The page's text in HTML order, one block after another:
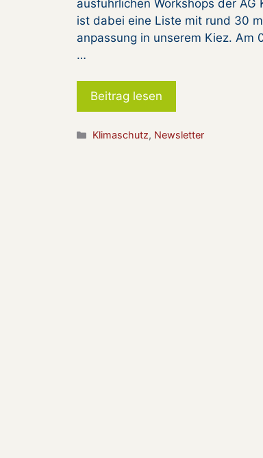
ausführlichen Workshops der
ist dabei eine Liste mit rund 30
anpassung in unserem Kiez. Am
…
Beitrag lesen
Kategorien
Klimaschutz, Newsletter